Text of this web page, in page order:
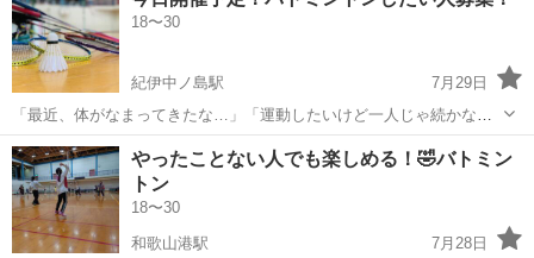
18〜30
紀伊中ノ島駅
7月29日
「最近、体がなまってきたな…」「運動したいけど一人じゃ続かない
😭」 そんなお悩み、バドミントンで楽しく解消しませんか？🏸 ​参加
者のほとんどが20〜30代の社会人。 初心者スタートの方も多いので、
ラケットを握るのが久し...
和歌山 和歌山市 紀伊中ノ島駅 バドミントン
バトミントン
やったことない人でも楽しめる！🤣バトミン
トン
18〜30
和歌山港駅
7月28日